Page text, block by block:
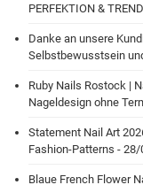
PERFEKTION &
Danke an unsere
Selbstbewusstsein
Ruby Nails Rostock |
Nageldesign ohne
Statement Nail Art
Fashion-Patterns -
Blaue French Flower